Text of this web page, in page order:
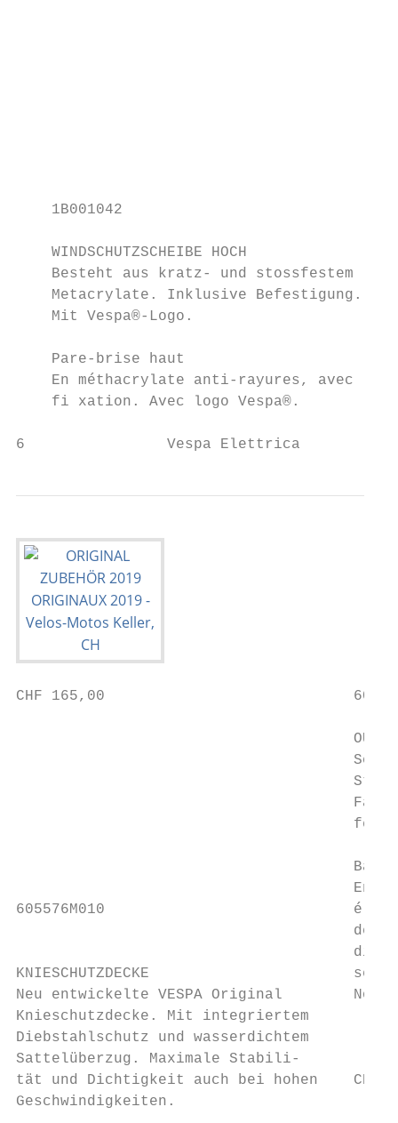
    1B001042
    WINDSCHUTZSCHEIBE HOCH
Besteht aus kratz- und stossfestem
Metacrylate. Inklusive Befestigung.
Mit Vespa®-Logo.
Pare-brise haut
En méthacrylate anti-rayures, avec
fi xation. Avec logo Vespa®.
6                Vespa Elettrica
CHF 165,00
fen
En
605576M010                            élaboré
de
KNIESCHUTZDECKE
Neu entwickelte VESPA Original        Noir
Knieschutzdecke. Mit integriertem
Diebstahlschutz und wasserdichtem
Sattelüberzug. Maximale Stabili-
tät und Dichtigkeit auch bei hohen    CHF
Geschwindigkeiten.